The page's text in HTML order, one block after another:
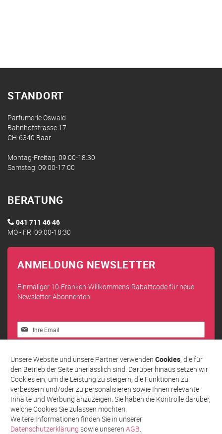
STANDORT
Parfumerie Oswald
Bahnhofstrasse 17
CH-6340 Baar
Montag-Freitag: 09:00-18:30
Samstag: 09:00-17:00
BERATUNG
041 711 46 46
MO - FR: 09:00-18:30
ANMELDUNG NEWSLETTER
Einmaliger 10-Franken-Willkommens-Rabattcode für neue
Newsletter-Abonnenten.
Melden
Sie
unseren
Newsletter
an:
Abonnieren
Unsere Website und unsere Partner verwenden Cookies, die für
den Betrieb der Seite unerlässlich sind. Darüber hinaus setzen wir
Cookies ein, um die Leistung zu steigern, die Funktionen zu
verbessern und/oder zu personalisieren sowie Ihnen relevante
Inhalte und Werbung anzuzeigen. Sie haben die Kontrolle darüber,
welche Cookies Sie zulassen möchten.
Weitere Informationen finden Sie in unserer
Datenschutzerklärung sowie unseren AGB.